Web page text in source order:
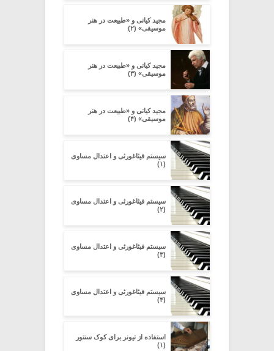
مجید کیانی و «طبیعت در هنر
موسیقی» (۲)
مجید کیانی و «طبیعت در هنر
موسیقی» (۳)
مجید کیانی و «طبیعت در هنر
موسیقی» (۴)
سیستم فیثاغورثی و اعتدال مساوی
(۱)
سیستم فیثاغورثی و اعتدال مساوی
(۲)
سیستم فیثاغورثی و اعتدال مساوی
(۳)
سیستم فیثاغورثی و اعتدال مساوی
(۴)
استفاده از تیونر برای کوک سنتور
(۱)